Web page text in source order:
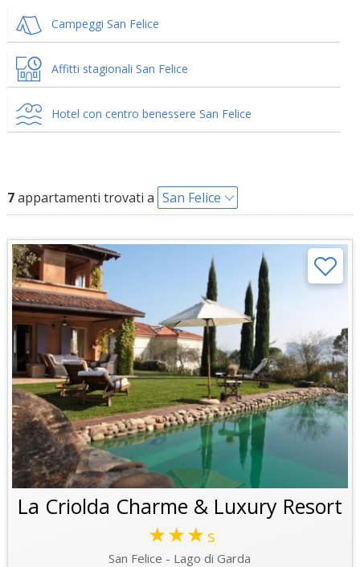
Campeggi San Felice
Affitti stagionali San Felice
Hotel con centro benessere San Felice
7appartamenti trovati a San Felice
La Criolda Charme & Luxury Resort
★★★s
San Felice - Lago di Garda